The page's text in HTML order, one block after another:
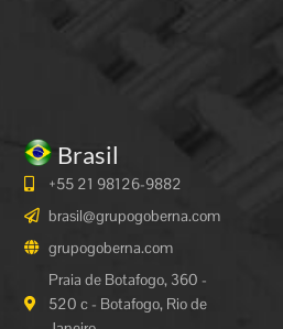
Brasil
+55 21 98126-9882
brasil@grupogoberna.com
grupogoberna.com
Praia de Botafogo, 360 -
520 c - Botafogo, Rio de